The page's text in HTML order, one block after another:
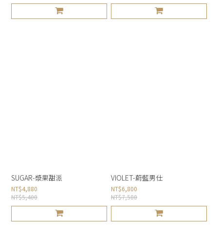
SUGAR-漿果甜派
NT$4,880
NT$5,400
VIOLET-蔚藍男仕
NT$6,800
NT$7,580